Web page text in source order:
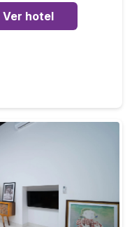
Ver hotel